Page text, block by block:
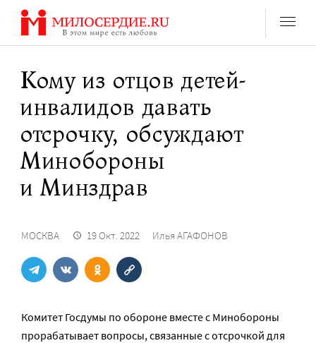
Перейти
содержанию
Кому из отцов детей-
инвалидов давать
отсрочку, обсуждают
Минобороны
и Минздрав
МОСКВА 19 Окт. 2022 Илья АГАФОНОВ
Комитет Госдумы по обороне вместе с Минобороны
прорабатывает вопросы, связанные с отсрочкой для